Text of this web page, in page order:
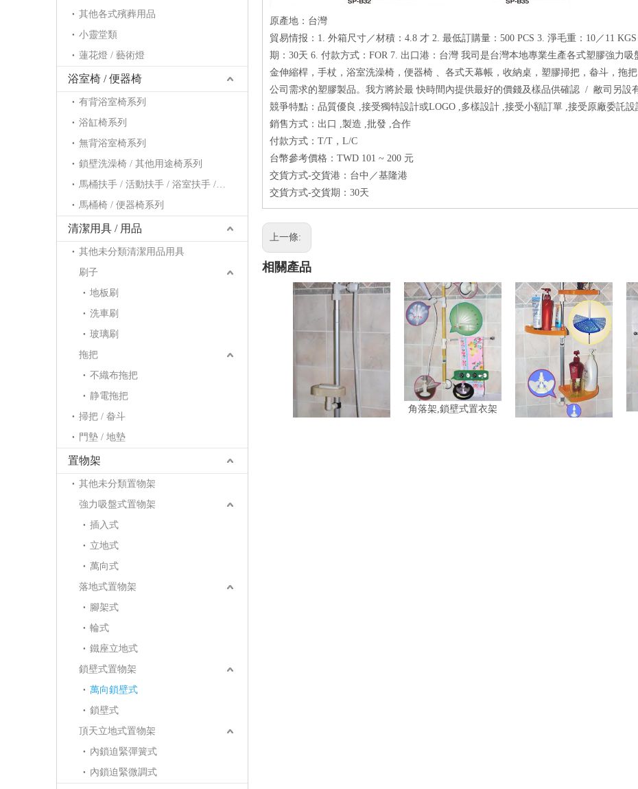
其他各式殯葬用品
小靈堂類
蓮花燈 / 藝術燈
浴室椅 / 便器椅
有背浴室椅系列
浴缸椅系列
無背浴室椅系列
鎖壁洗澡椅 / 其他用途椅系列
馬桶扶手 / 活動扶手 / 浴室扶手 / 浴缸扶手系列
馬桶椅 / 便器椅系列
清潔用具 / 用品
其他未分類清潔用品用具
刷子
地板刷
洗車刷
玻璃刷
拖把
不織布拖把
静電拖把
掃把 / 畚斗
門墊 / 地墊
置物架
其他未分類置物架
強力吸盤式置物架
插入式
立地式
萬向式
落地式置物架
腳架式
輪式
鐵座立地式
鎖壁式置物架
萬向鎖壁式
鎖壁式
頂天立地式置物架
內鎖迫緊彈簧式
內鎖迫緊微調式
原產地：台灣
貿易情报：1. 外箱尺寸／材積：4.8 才 2. 最低訂購量：500 PCS 3. 淨毛重：10／11
期：30天 6. 付款方式：FOR 7. 出口港：台灣 我司是台灣本地專業生產各式塑膠強力
金伸縮桿，手杖，浴室洗澡椅，便器椅 、各式天幕帳，收納桌，塑膠掃把，畚斗，拖
公司需求的塑膠製品。我方將於最 快時間內提供最好的價錢及樣品供確認 / 敝司另設
競爭特點：品質優良 ,接受獨特設計或LOGO ,多樣設計 ,接受小額訂單 ,接受原廠委託
銷售方式：出口 ,製造 ,批發 ,合作
付款方式：T/T，L/C
台幣參考價格：TWD 101 ~ 200 元
交貨方式-交貨港：台中／基隆港
交貨方式-交貨期：30天
上一條:
相關產品
鎖壁式淋浴架,鎖壁式
衛浴架
鎖壁式置物架,鎖壁式
角落架,鎖壁式置衣架
鎖壁式置物架,鎖壁式
角落架,鎖壁式置衣架